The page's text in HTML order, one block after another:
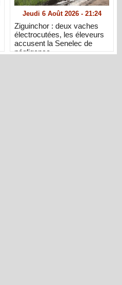
Jeudi 6 Août 2026 - 21:24
Ziguinchor : deux vaches
électrocutées, les éleveurs
accusent la Senelec de
négligence